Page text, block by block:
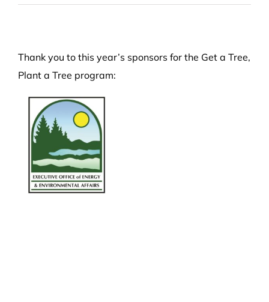
Thank you to this year’s sponsors for the Get a Tree,
Plant a Tree program: